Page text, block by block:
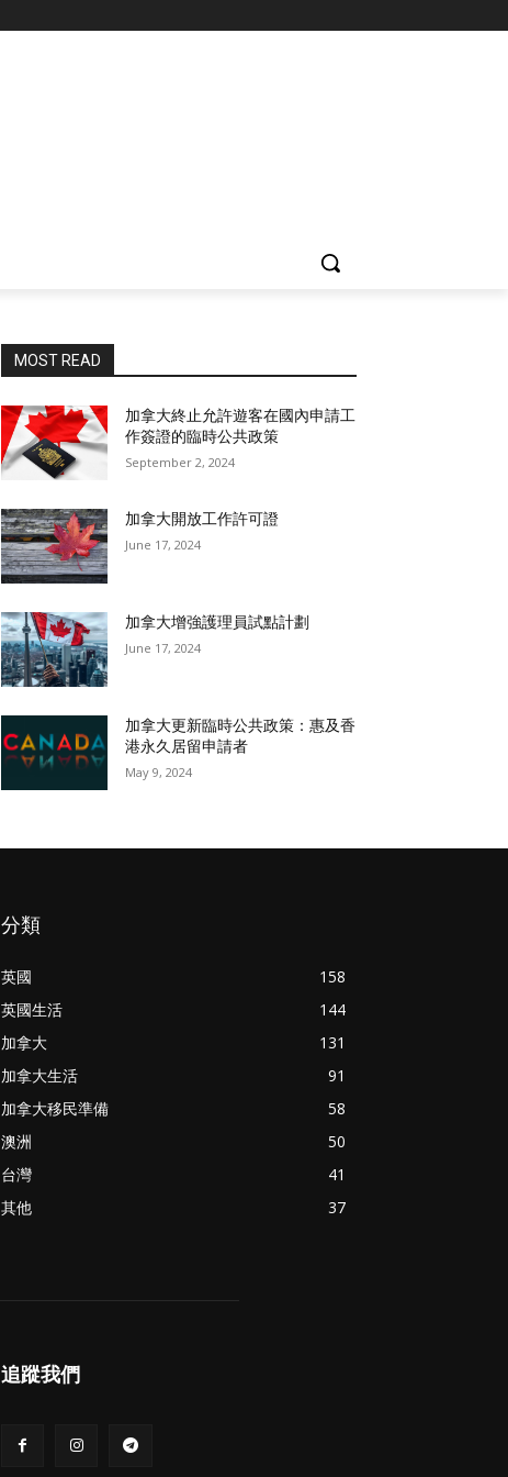
MOST READ
加拿大終止允許遊客在國內申請工
作簽證的臨時公共政策
September 2, 2024
加拿大開放工作許可證
June 17, 2024
加拿大增強護理員試點計劃
June 17, 2024
加拿大更新臨時公共政策：惠及香
港永久居留申請者
May 9, 2024
分類
英國
158
英國生活
144
加拿大
131
加拿大生活
91
加拿大移民準備
58
澳洲
50
台灣
41
其他
37
追蹤我們